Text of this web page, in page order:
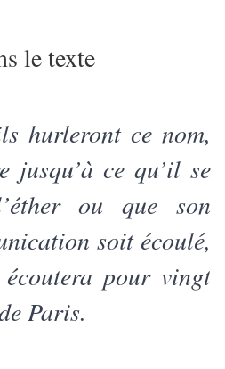
le texte
hurleront ce nom,
jusqu’à ce qu’il se
ou que son
soit écoulé,
pour vingt
Paris.